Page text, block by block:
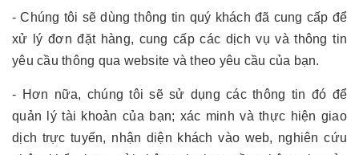
- Chúng tôi sẽ dùng thông tin quý khách đã cung cấp để
xử lý đơn đặt hàng, cung cấp các dịch vụ và thông tin
yêu cầu thông qua website và theo yêu cầu của bạn.
- Hơn nữa, chúng tôi sẽ sử dụng các thông tin đó để
quản lý tài khoản của bạn; xác minh và thực hiện giao
dịch trực tuyến, nhận diện khách vào web, nghiên cứu